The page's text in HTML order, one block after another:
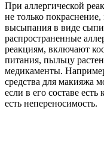
При аллергической
не только
высыпания в виде
распространенные
реакциям, включают
питания, пыльцу
медикаменты.
средства для макияжа
если в его составе
есть непереносимость.